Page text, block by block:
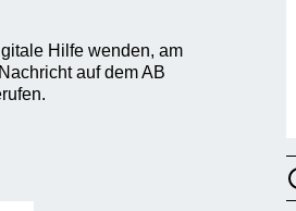
Hilfe wenden, am
auf dem AB